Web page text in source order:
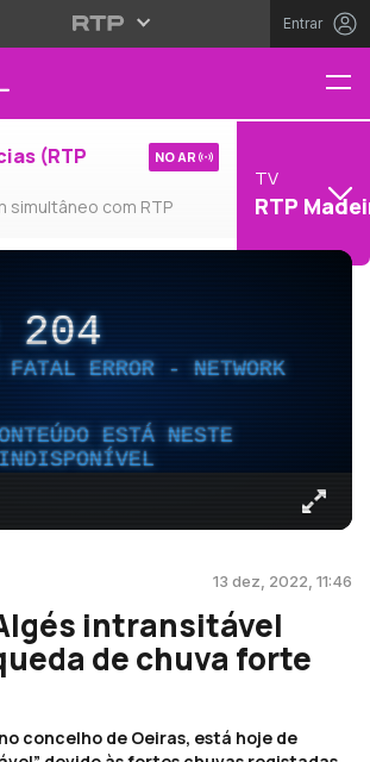
Entrar
(RTP
simultâneo com RTP
NO AR
TV
RTP
204
ERROR - NETWORK
ESTÁ NESTE
INDISPONÍVEL
13 dez, 2022, 11:46
intransitável
de chuva forte
concelho de Oeiras, está hoje de